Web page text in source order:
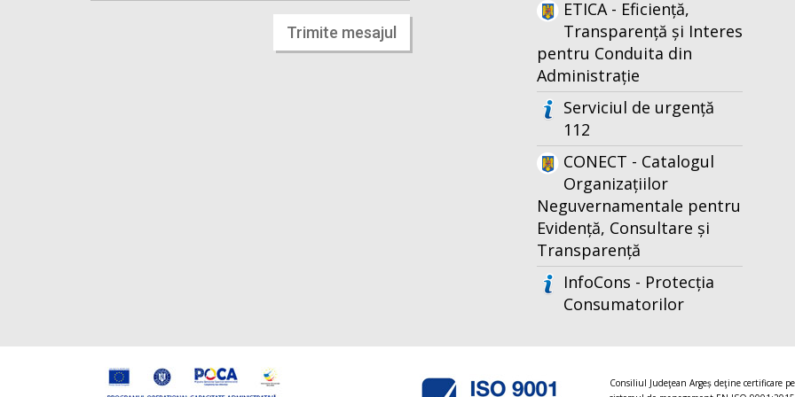
Trimite mesajul
ETICA - Eficiență,
Transparență și Interes
pentru Conduita din
Administrație
Serviciul de urgență
112
CONECT - Catalogul
Organizațiilor
Neguvernamentale pentru
Evidență, Consultare și
Transparență
InfoCons - Protecția
Consumatorilor
Consiliul Judeţean Argeș deţine certificare